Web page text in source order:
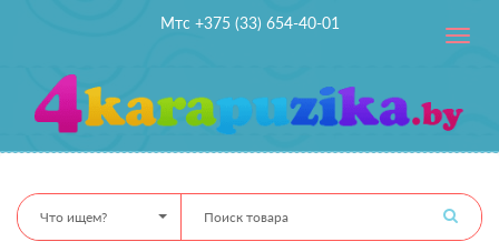
Мтс +375 (33) 654-40-01
Toggle
Что ищем?